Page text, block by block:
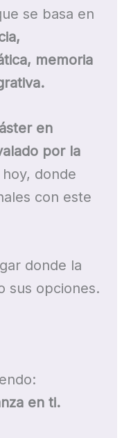
se basa en
memoria
en
por la
donde
con este
donde la
sus opciones.
en ti.